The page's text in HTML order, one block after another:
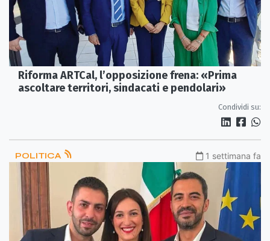
Riforma ARTCal, l’opposizione frena: «Prima
ascoltare territori, sindacati e pendolari»
Condividi su:
POLITICA 1 settimana fa